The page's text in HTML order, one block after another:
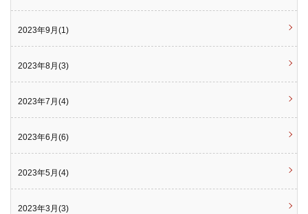
2023年9月(1)
2023年8月(3)
2023年7月(4)
2023年6月(6)
2023年5月(4)
2023年3月(3)